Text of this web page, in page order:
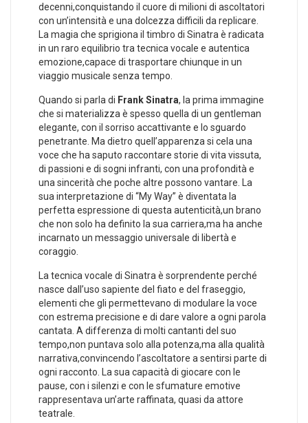
decenni,conquistando il cuore⁣ di milioni di ascoltatori
con un’intensità ⁣e una ⁣dolcezza ‍difficili da replicare. ​
La magia che‌ sprigiona il timbro⁤ di Sinatra è radicata
in un⁢ raro equilibrio tra tecnica vocale e autentica
emozione,capace di trasportare chiunque in un
viaggio musicale senza tempo.
Quando si parla di Frank Sinatra, ⁣la prima immagine
che si materializza è spesso quella di⁤ un gentleman
elegante, ‍con il sorriso accattivante e lo sguardo
penetrante. Ma dietro ​quell’apparenza si cela una⁤
voce che ‍ha saputo raccontare storie di vita vissuta,
di passioni e di⁤ sogni infranti, con una profondità e
una sincerità che poche altre ⁤possono vantare. La
sua interpretazione di “My Way” è diventata la
perfetta espressione‍ di questa autenticità,un‍ brano
che non solo ha definito la sua carriera,ma ha anche
incarnato un ⁣messaggio universale di libertà e
coraggio.
La tecnica vocale di Sinatra è sorprendente perché
⁣nasce dall’uso‌ sapiente‌ del ⁢fiato e del fraseggio,⁣
elementi che⁤ gli permettevano di modulare la ⁣voce
con estrema precisione e di dare valore⁣ a ogni parola
cantata. A differenza di molti​ cantanti del ​suo
tempo,non puntava solo alla potenza,ma alla ‌qualità
narrativa,convincendo l’ascoltatore a sentirsi‍ parte di
ogni racconto. La sua capacità di giocare con le
pause, con i silenzi e con le sfumature⁢ emotive
rappresentava un’arte raffinata, quasi da ⁢attore
teatrale.